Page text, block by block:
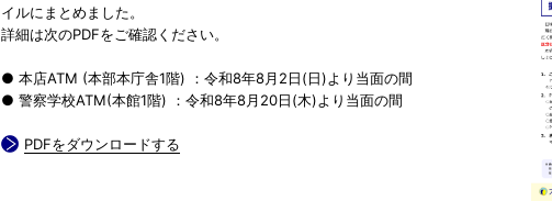
イルにまとめました。
詳細は次のPDFをご確認ください。
● 本店ATM (本部本庁舎1階) ：令和8年8月2日(日)より当面の間
● 警察学校ATM(本館1階) ：令和8年8月20日(木)より当面の間
PDFをダウンロードする